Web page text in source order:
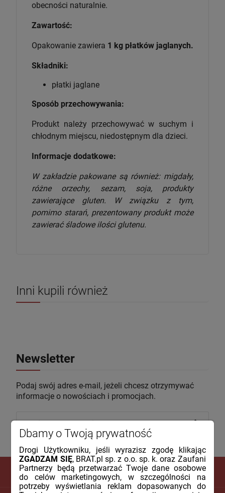
obecności naturalnie.
Zawartość:
Opakowanie zawiera 1 kg płatków jaglanych.
Składniki:
płatki jaglane
Sposób przechowywania:
Produkt należy przechowywać w suchym i
chłodnym miejscu, niedostępnym dla dzieci.
Informacje dodatkowe:
W zakładzie pakowane są również: migdały,
różne orzechy, sezam, soja, produkty
zawierające gluten. W związku z tym,
pomimo starań, prezentowany produkt może
zawierać śladowe ilości glutenu.
Inni kupili również
Newsletter
Podaj swój adres e-mail, jeżeli chcesz otrzymywać
informacje o nowościach i promocjach.
Dbamy o Twoją prywatność
Drogi Użytkowniku, jeśli wyrazisz zgodę klikając
ZGADZAM SIĘ, BRAT.pl sp. z o.o. sp. k. oraz Zaufani
Partnerzy będą przetwarzać Twoje dane osobowe
do celów marketingowych, w szczególności na
potrzeby wyświetlania reklam dopasowanych do